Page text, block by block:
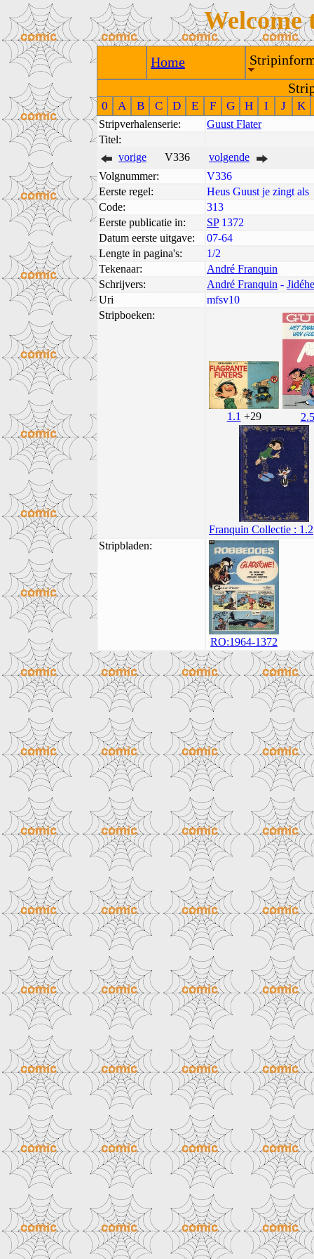
Welcome
Home
0 A B C D E F G H I J K
Stripverhalenserie:
Guust Flater
Titel:
vorige
V336
volgende
Volgnummer:
V336
Eerste regel:
Heus Guust je zingt als
Code:
313
Eerste publicatie in:
SP1372
Datum eerste uitgave:
07-64
Lengte in pagina's:
1/2
Tekenaar:
André Franquin
Schrijvers:
André Franquin -
Uri
mfsv10
Stripboeken:
1.1 +29 2.5
Franquin Collectie : 1.2
Stripbladen:
RO:1964-1372